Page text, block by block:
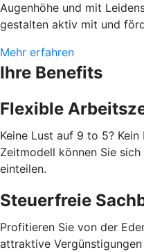
Augenhöhe und mit
gestalten aktiv mit und
Mehr erfahren
Ihre Benefits
Flexible
Keine Lust auf 9 to 5?
Zeitmodell können Sie
einteilen.
Steuerfreie
Profitieren Sie von der
attraktive